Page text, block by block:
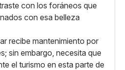
con los foráneos que
con esa belleza
recibe mantenimiento por
sin embargo, necesita que
el turismo en esta parte de